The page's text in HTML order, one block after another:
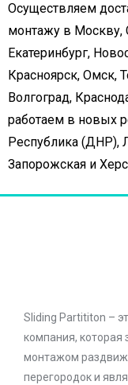
Осуществляем
монтажу в Москву,
Екатеринбург,
Красноярск, Омск,
Волгоград,
работаем в новых
Республика (ДНР),
Запорожская и
Sliding Partititon –
компания, которая
монтажом
перегородок и